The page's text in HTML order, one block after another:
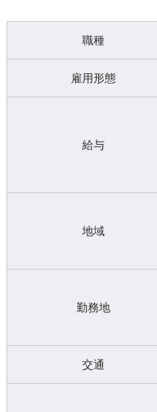
職種
雇用形態
給与
地域
勤務地
交通